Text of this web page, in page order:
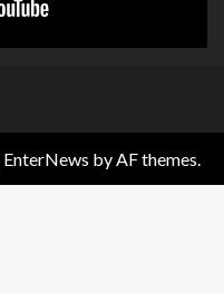
EnterNews by AF themes.